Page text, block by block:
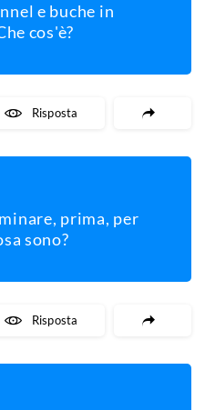
e buche in
cos'è?
La Risposta
prima, per
sono?
La Risposta